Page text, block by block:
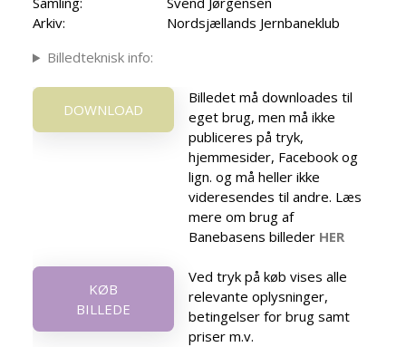
Arkiv:
Nordsjællands Jernbaneklub
Billedteknisk info:
DOWNLOAD
Billedet må downloades til
eget brug, men må ikke
publiceres på tryk,
hjemmesider, Facebook og
lign. og må heller ikke
videresendes til andre. Læs
mere om brug af
Banebasens billeder HER
KØB
BILLEDE
Ved tryk på køb vises alle
relevante oplysninger,
betingelser for brug samt
priser m.v.